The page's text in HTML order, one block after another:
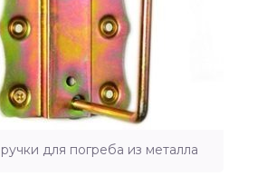
для погреба из металла